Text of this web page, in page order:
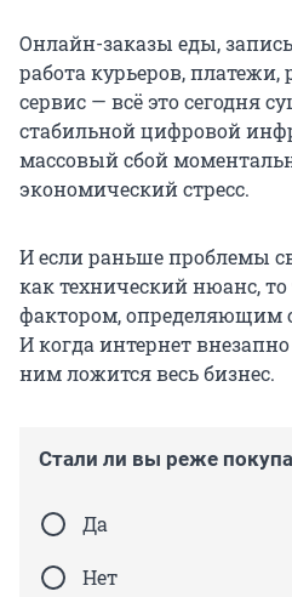
Онлайн-заказы еды,
работа курьеров,
сервис — всё это сегодня
стабильной цифровой
массовый сбой
экономический стресс.
И если раньше проблемы
как технический нюанс, то
фактором, определяющим
И когда интернет
ним ложится весь бизнес.
Стали ли вы реже
Да
Нет